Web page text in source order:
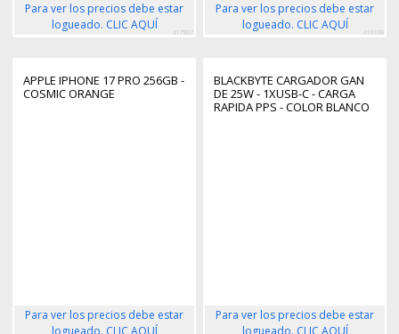
Para ver los precios debe estar
logueado. CLIC AQUÍ
417907
Para ver los precios debe estar
logueado. CLIC AQUÍ
419108
APPLE IPHONE 17 PRO 256GB -
COSMIC ORANGE
Para ver los precios debe estar
logueado. CLIC AQUÍ
BLACKBYTE CARGADOR GAN
DE 25W - 1XUSB-C - CARGA
RAPIDA PPS - COLOR BLANCO
Para ver los precios debe estar
logueado. CLIC AQUÍ